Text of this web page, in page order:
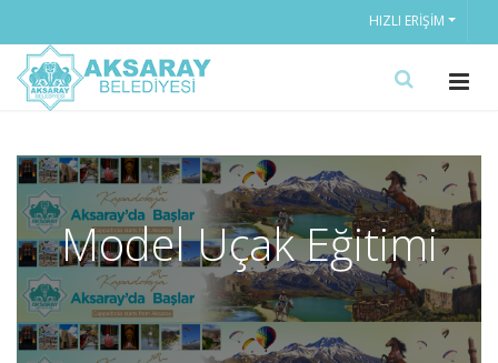
HIZLI ERIŞIM
Model Uçak Eğitimi